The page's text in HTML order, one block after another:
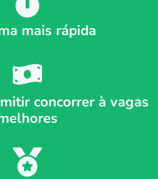
mais rápida
concorrer à vagas